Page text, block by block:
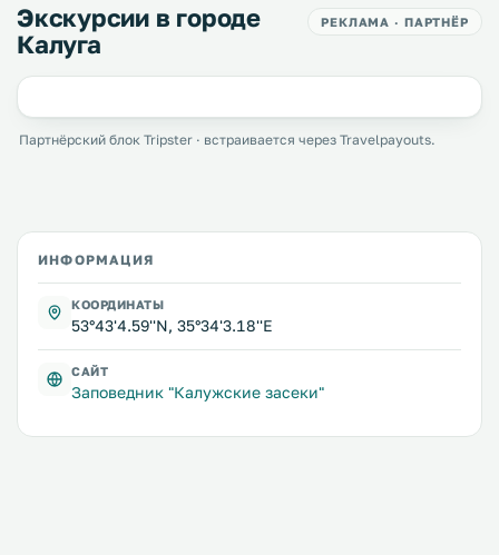
Экскурсии в городе
Калуга
РЕКЛАМА · ПАРТНЁР
Партнёрский блок Tripster · встраивается через Travelpayouts.
ИНФОРМАЦИЯ
КООРДИНАТЫ
53°43'4.59''N, 35°34'3.18''E
САЙТ
Заповедник "Калужские засеки"